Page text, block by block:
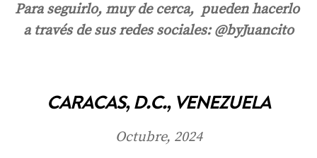
Para seguirlo, muy de cerca, pueden hacerlo
a través de sus redes sociales: @byJuancito
CARACAS, D.C., VENEZUELA
Octubre, 2024